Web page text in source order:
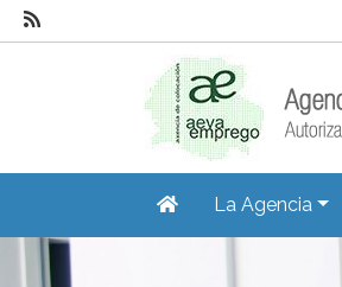
La Agencia